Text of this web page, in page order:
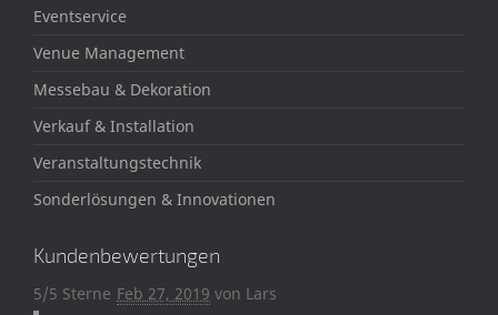
Eventservice
Venue Management
Messebau & Dekoration
Verkauf & Installation
Veranstaltungstechnik
Sonderlösungen & Innovationen
Kundenbewertungen
5/5 Sterne Feb 27, 2019 von Lars